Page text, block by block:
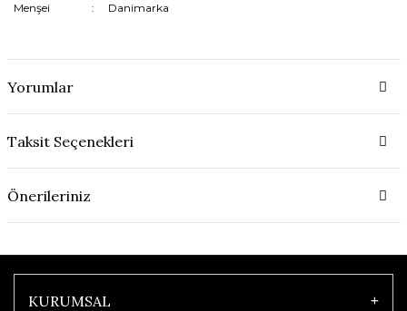
Menşei : Danimarka
Yorumlar
Taksit Seçenekleri
Önerileriniz
KURUMSAL